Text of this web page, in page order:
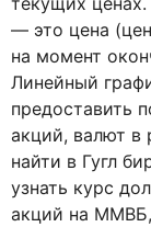
— это цена
на момент
Линейный
предоставить
акций, валют в
найти в Гугл
узнать курс
акций на